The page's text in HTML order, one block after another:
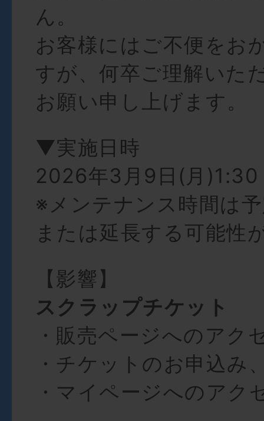
ん。
お客様にはご不便をお
すが、何卒ご理解いた
お願い申し上げます。
▼実施日時
2026年3月9日(月
※メンテナンス時間は
または延長する可能性
【影響】
スクラップチケット
・販売ページへのアク
・チケットのお申込み
・マイページへのアク